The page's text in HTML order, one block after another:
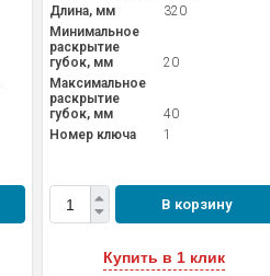
Длина, мм
320
Минимальное
раскрытие
губок, мм
20
Максимальное
раскрытие
губок, мм
40
Номер ключа
1
В корзину
Купить в 1 клик